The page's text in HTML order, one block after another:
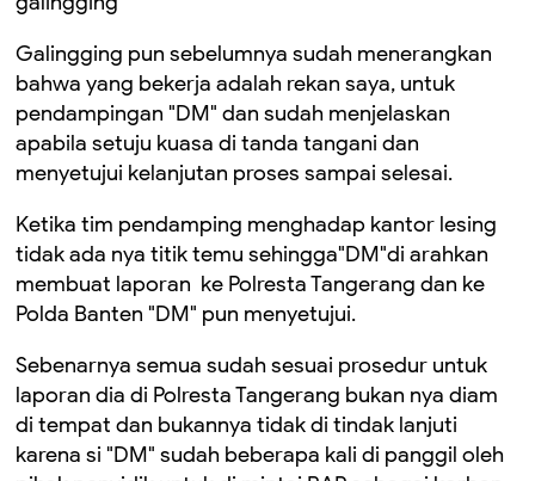
Galingging pun sebelumnya sudah menerangkan
bahwa yang bekerja adalah rekan saya, untuk
pendampingan "DM" dan sudah menjelaskan
apabila setuju kuasa di tanda tangani dan
menyetujui kelanjutan proses sampai selesai.
Ketika tim pendamping menghadap kantor lesing
tidak ada nya titik temu sehingga"DM"di arahkan
membuat laporan ke Polresta Tangerang dan ke
Polda Banten "DM" pun menyetujui.
Sebenarnya semua sudah sesuai prosedur untuk
laporan dia di Polresta Tangerang bukan nya diam
di tempat dan bukannya tidak di tindak lanjuti
karena si "DM" sudah beberapa kali di panggil oleh